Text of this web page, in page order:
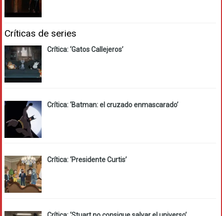
Críticas de series
Crítica: ‘Gatos Callejeros’
Crítica: ‘Batman: el cruzado enmascarado’
Crítica: ‘Presidente Curtis’